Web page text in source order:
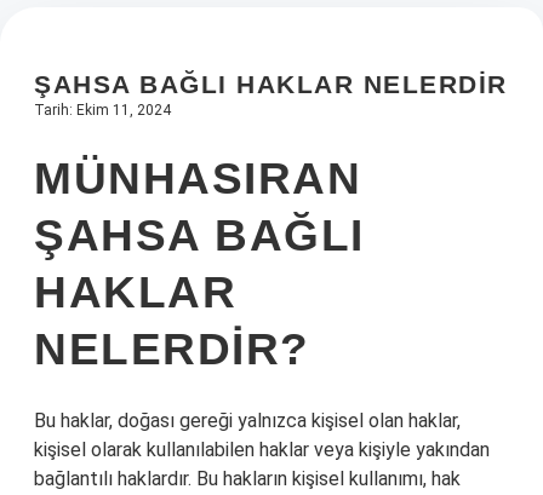
Hakkımızda
ŞAHSA BAĞLI HAKLAR NELERDIR
Tarih: Ekim 11, 2024
MÜNHASIRAN
ŞAHSA BAĞLI
HAKLAR
NELERDIR?
Bu haklar, doğası gereği yalnızca kişisel olan haklar,
kişisel olarak kullanılabilen haklar veya kişiyle yakından
bağlantılı haklardır. Bu hakların kişisel kullanımı, hak